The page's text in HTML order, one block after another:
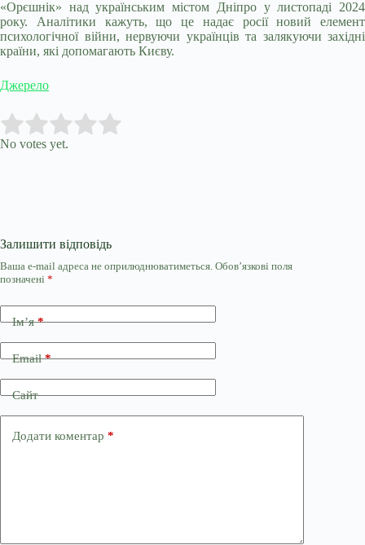
«Орєшнік» над українським містом Дніпро у листопаді 2024
року. Аналітики кажуть, що це надає росії новий елемент
психологічної війни, нервуючи українців та залякуючи західні
країни, які допомагають Києву.
Джерело
Rate this item:
No votes yet.
Залишити відповідь
Ваша e-mail адреса не оприлюднюватиметься. Обов’язкові поля
позначені *
Ім’я*
Email*
Сайт
Додати коментар *